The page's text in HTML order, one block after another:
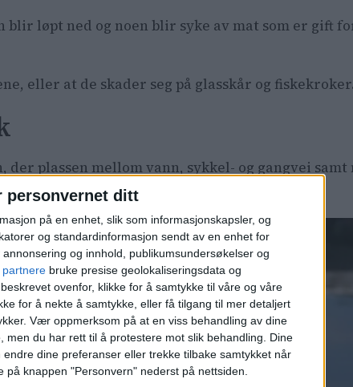
personvernet ditt
på en enhet, slik som informasjonskapsler, og
og standardinformasjon sendt av en enhet for
og innhold, publikumsundersøkelser og
partnere bruke presise geolokaliseringsdata og
ovenfor, klikke for å samtykke til våre og våre
for å nekte å samtykke, eller få tilgang til mer detaljert
Vær oppmerksom på at en viss behandling av dine
du har rett til å protestere mot slik behandling. Dine
dine preferanser eller trekke tilbake samtykket når
knappen "Personvern" nederst på nettsiden.
løpt ned og noen blir syke av mat som er gift
eller at de skader seg på glasskår og
plassen mellom vann, sykkel- og gangvei